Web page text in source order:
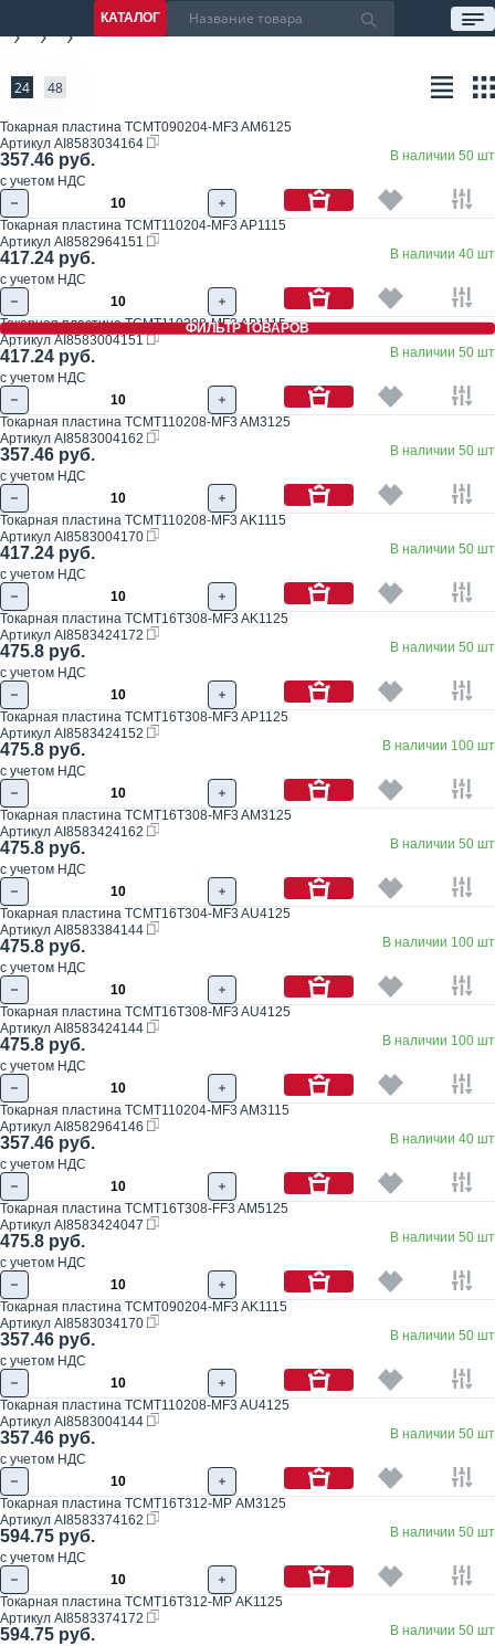
КАТАЛОГ
ФИЛЬТР ТОВАРОВ
24 48
Токарная пластина TCMT090204-MF3 AM6125
Артикул AI8583034164
357.46 руб.
с учетом НДС
В наличии 50 шт
Токарная пластина TCMT110204-MF3 AP1115
Артикул AI8582964151
417.24 руб.
с учетом НДС
В наличии 40 шт
Токарная пластина TCMT110208-MF3 AP1115
Артикул AI8583004151
417.24 руб.
с учетом НДС
В наличии 50 шт
Токарная пластина TCMT110208-MF3 AM3125
Артикул AI8583004162
357.46 руб.
с учетом НДС
В наличии 50 шт
Токарная пластина TCMT110208-MF3 AK1115
Артикул AI8583004170
417.24 руб.
с учетом НДС
В наличии 50 шт
Токарная пластина TCMT16T308-MF3 AK1125
Артикул AI8583424172
475.8 руб.
с учетом НДС
В наличии 50 шт
Токарная пластина TCMT16T308-MF3 AP1125
Артикул AI8583424152
475.8 руб.
с учетом НДС
В наличии 100 шт
Токарная пластина TCMT16T308-MF3 AM3125
Артикул AI8583424162
475.8 руб.
с учетом НДС
В наличии 50 шт
Токарная пластина TCMT16T304-MF3 AU4125
Артикул AI8583384144
475.8 руб.
с учетом НДС
В наличии 100 шт
Токарная пластина TCMT16T308-MF3 AU4125
Артикул AI8583424144
475.8 руб.
с учетом НДС
В наличии 100 шт
Токарная пластина TCMT110204-MF3 AM3115
Артикул AI8582964146
357.46 руб.
с учетом НДС
В наличии 40 шт
Токарная пластина TCMT16T308-FF3 AM5125
Артикул AI8583424047
475.8 руб.
с учетом НДС
В наличии 50 шт
Токарная пластина TCMT090204-MF3 AK1115
Артикул AI8583034170
357.46 руб.
с учетом НДС
В наличии 50 шт
Токарная пластина TCMT110208-MF3 AU4125
Артикул AI8583004144
357.46 руб.
с учетом НДС
В наличии 50 шт
Токарная пластина TCMT16T312-MP AM3125
Артикул AI8583374162
594.75 руб.
с учетом НДС
В наличии 50 шт
Токарная пластина TCMT16T312-MP AK1125
Артикул AI8583374172
594.75 руб. В наличии 50 шт